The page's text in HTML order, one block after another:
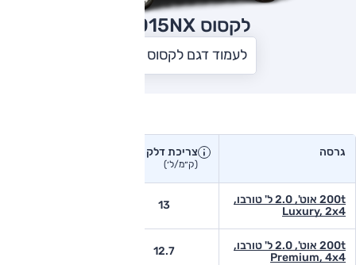
לקסוס NX 2015
לעמוד דגם לקסוס NX
גרסה צריכת דלק יצרן
(ק״מ/ל׳)
200t אוט', 2.0 ל' טורבו,
Luxury, 2x4
13
200t אוט', 2.0 ל' טורבו,
Premium, 4x4
12.7